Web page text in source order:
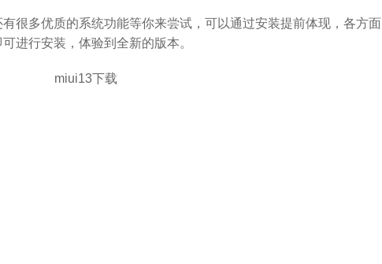
很多优质的系统功能等你来尝试，可以通过安装提前体现，各方面
进行安装，体验到全新的版本。